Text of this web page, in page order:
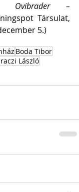
Ovibrader –
Társulat,
5.)
Boda Tibor
László